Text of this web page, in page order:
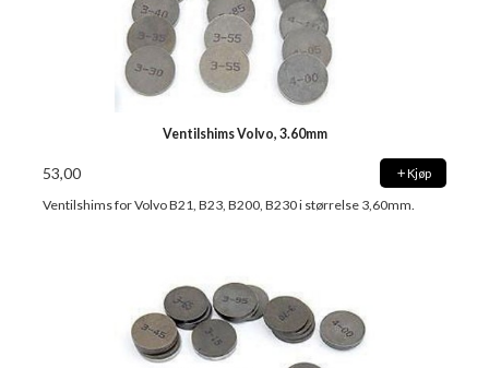
Ventilshims Volvo, 3.60mm
53,00 Kjøp
Ventilshims for Volvo B21, B23, B200, B230 i størrelse 3,60mm.